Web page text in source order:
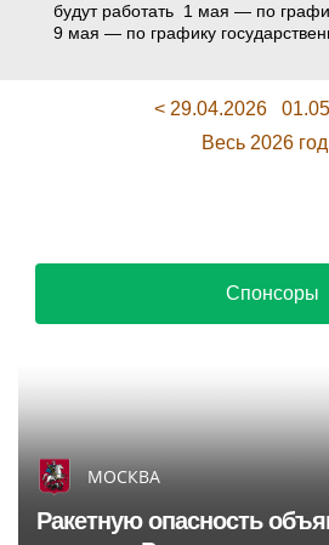
будут работать 1 мая — по
9 мая — по графику
< 29.04.2026
Весь 2026
Спонсоры
МОСКВА
Ракетную опасность